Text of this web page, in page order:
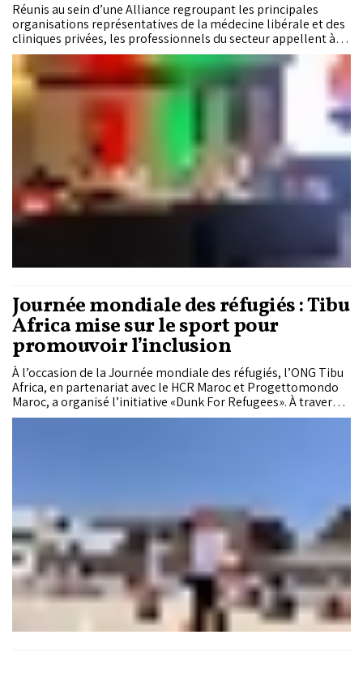
Réunis au sein d’une Alliance regroupant les principales
organisations représentatives de la médecine libérale et des
cliniques privées, les professionnels du secteur appellent à
une révision de la Loi encadrant l’Ordre national des
médecins. Ils réclament notamment une représentation plus
équilibrée du secteur privé, le renforcement des prérogatives
des conseils régionaux et la relance du processus électoral de
l’Ordre.
Journée mondiale des réfugiés : Tibu
Africa mise sur le sport pour
promouvoir l’inclusion
À l’occasion de la Journée mondiale des réfugiés, l’ONG Tibu
Africa, en partenariat avec le HCR Maroc et Progettomondo
Maroc, a organisé l’initiative «Dunk For Refugees». À travers
des activités sportives et éducatives, des jeunes réfugiés et